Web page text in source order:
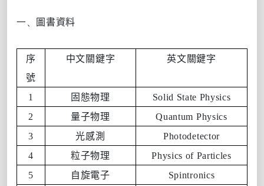
一、 圖書資料
序
號
中文關鍵字 英文關鍵字
1 固態物理
Solid State Physics
2
量子物理
Quantum Physics
3
光感測
Photodetector
4
粒子物理
Physics of Particles
5
自旋電子
Spintronics